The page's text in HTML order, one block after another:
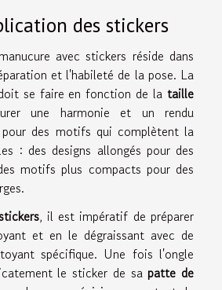
des stickers
avec stickers réside dans
et l'habileté de la pose. La
se faire en fonction de lataille
une harmonie et un rendu
des motifs qui complètent la
: des designs allongés pour des
motifs plus compacts pour des
, il est impératif de préparer
et en le dégraissant avec de
spécifique. Une fois l'ongle
le sticker de sa patte de